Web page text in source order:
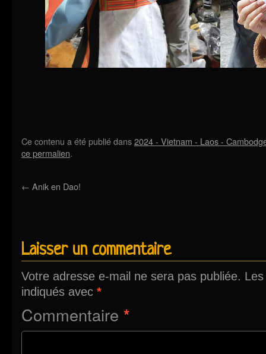
Ce contenu a été publié dans2024 - Vietnam - Laos -
ce permalien.
← Anik en Dao!
Laisser un commentaire
Votre adresse e-mail ne sera pas publiée.
indiqués avec *
Commentaire *